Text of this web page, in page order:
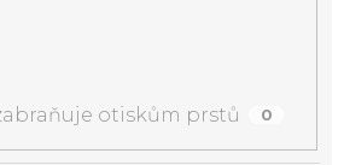
otiskům prstů 0